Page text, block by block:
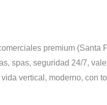
premium (Santa
spas, seguridad 24/7,
vertical, moderno, con